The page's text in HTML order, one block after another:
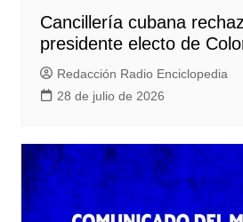
Cancillería cubana
presidente electo de
Redacción Radio Enciclopedia
28 de julio de 2026